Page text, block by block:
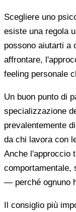
Scegliere uno
esiste una regola
possono aiutarti a
affrontare,
feeling personale
Un buon punto di
specializzazione
prevalentemente
da chi lavora con
Anche l'approccio
comportamentale,
— perché ognuno
Il consiglio più